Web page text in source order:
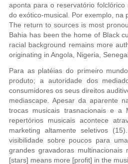
aponta para o reservatório
do exótico-musical. Por exemplo, na
The return to sources is most
Bahia has been the home of Black
racial background remains more
originating in Angola, Nigeria,
Para as platéias do primeiro
produto; a autoridade dos
consumidores os seus direitos
mediascape. Apesar da aparente
trocas musicais trasnacionais e a
repertórios musicais acontece
marketing altamente seletivos
visibilidade sobre poucos para
grandes gravadoras
[stars] means more [profit] in the